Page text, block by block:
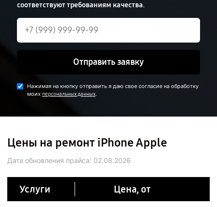
соответствуют требованиям качества.
Отправить заявку
Нажимая на кнопку отправить я даю свое согласие на обработку
моих персональных данных.
Цены на ремонт iPhone Apple
Дата обновления прайса: 02.08.2026
Услуги Цена, от